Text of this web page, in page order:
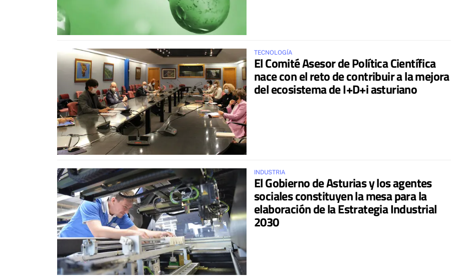
TECNOLOGÍA
El Comité Asesor de Política Científica
nace con el reto de contribuir a la mejora
del ecosistema de I+D+i asturiano
INDUSTRIA
El Gobierno de Asturias y los agentes
sociales constituyen la mesa para la
elaboración de la Estrategia Industrial
2030